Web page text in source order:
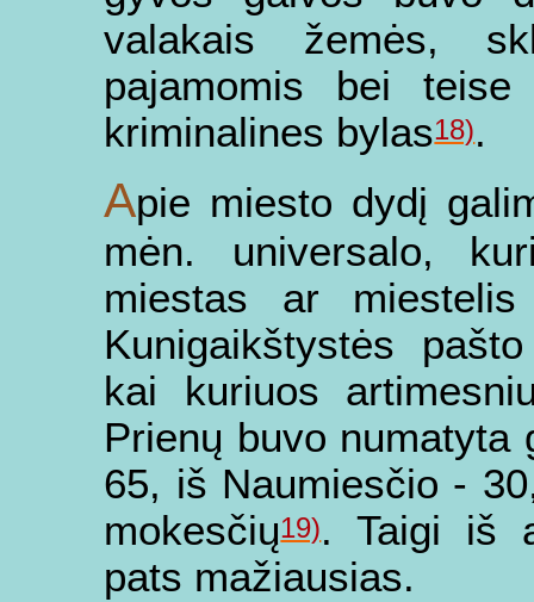
valakais žemės,
pajamomis bei
kriminalines bylas18).
Apie miesto dydį
mėn. universalo,
miestas ar
Kunigaikštystės
kai kuriuos
Prienų buvo numatyta
65, iš Naumiesčio -
mokesčių19). Taigi iš
pats mažiausias.